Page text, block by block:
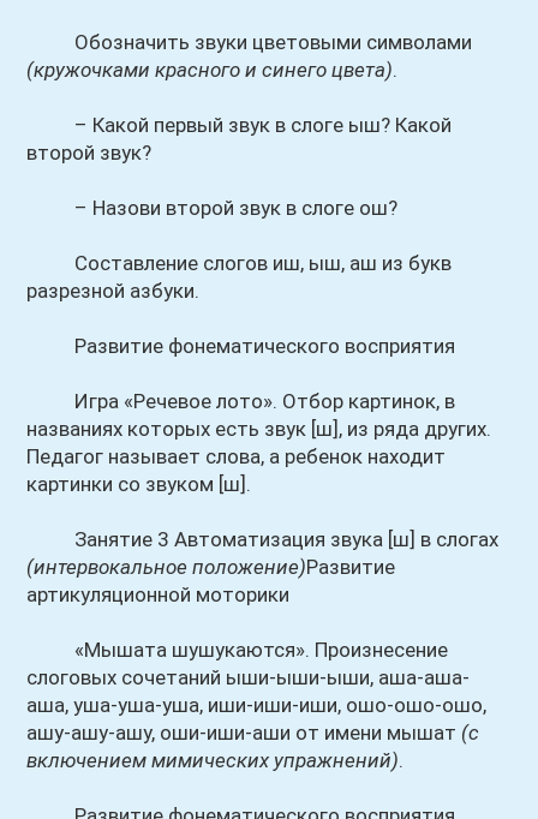
Обозначить звуки цветовыми символами
(кружочками красного и синего цвета).
– Какой первый звук в слоге ыш? Какой
второй звук?
– Назови второй звук в слоге ош?
Составление слогов иш, ыш, аш из букв
разрезной азбуки.
Развитие фонематического восприятия
Игра «Речевое лото». Отбор картинок, в
названиях которых есть звук [ш], из ряда других.
Педагог называет слова, а ребенок находит
картинки со звуком [ш].
Занятие 3 Автоматизация звука [ш] в слогах
(интервокальное положение)Развитие
артикуляционной моторики
«Мышата шушукаются». Произнесение
слоговых сочетаний ыши-ыши-ыши, аша-аша-
аша, уша-уша-уша, иши-иши-иши, ошо-ошо-ошо,
ашу-ашу-ашу, оши-иши-аши от имени мышат (с
включением мимических упражнений).